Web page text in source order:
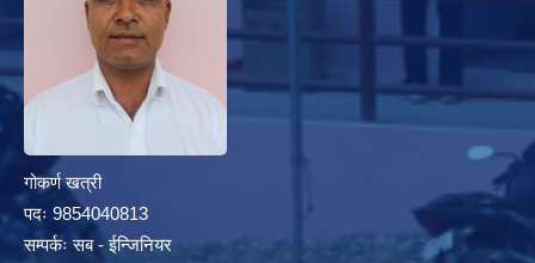
गोकर्ण खत्री
पदः 9854040813
सम्पर्कः सब - ईन्जिनियर